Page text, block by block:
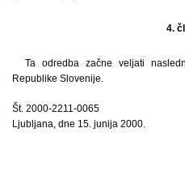
4.
Ta odredba začne veljati
Republike Slovenije.
Št. 2000-2211-0065
Ljubljana, dne 15. junija 2000.